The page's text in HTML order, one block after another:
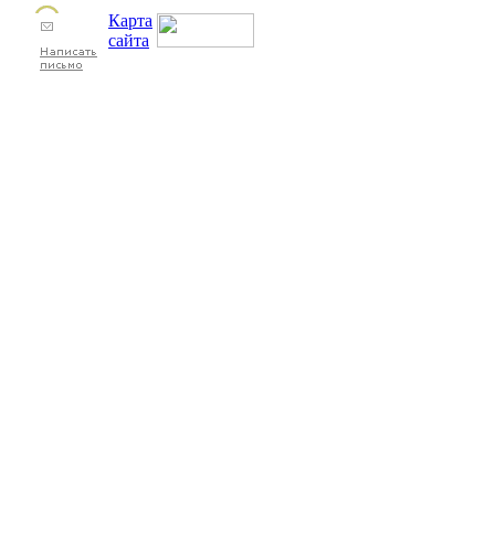
Карта
сайта